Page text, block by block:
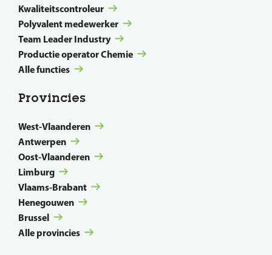
Kwaliteitscontroleur
Polyvalent medewerker
Team Leader Industry
Productie operator Chemie
Alle functies
Provincies
West-Vlaanderen
Antwerpen
Oost-Vlaanderen
Limburg
Vlaams-Brabant
Henegouwen
Brussel
Alle provincies